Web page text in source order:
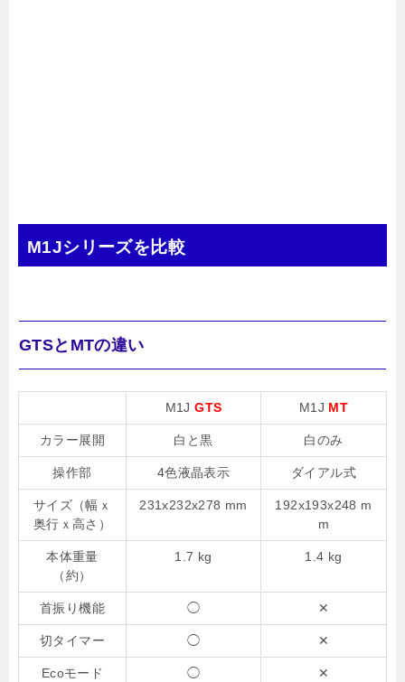
M1Jシリーズを比較
GTSとMTの違い
M1JGTS M1J MT
カラー展開 白と黒 白のみ
操作部 4色液晶表示 ダイアル式
サイズ（幅ｘ
奥行ｘ高さ）
231x232x278 mm
192x193x248 m
m
本体重量
（約）
1.7 kg 1.4 kg
首振り機能 ◯ ✕
切タイマー ◯ ✕
Ecoモード ◯ ✕